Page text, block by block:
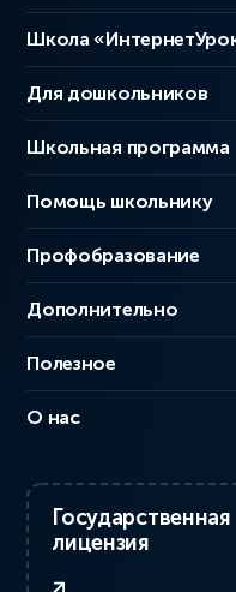
Школа
Для дошкольников
Школьная программа
Помощь школьнику
Профобразование
Дополнительно
Полезное
О нас
Государственная
лицензия